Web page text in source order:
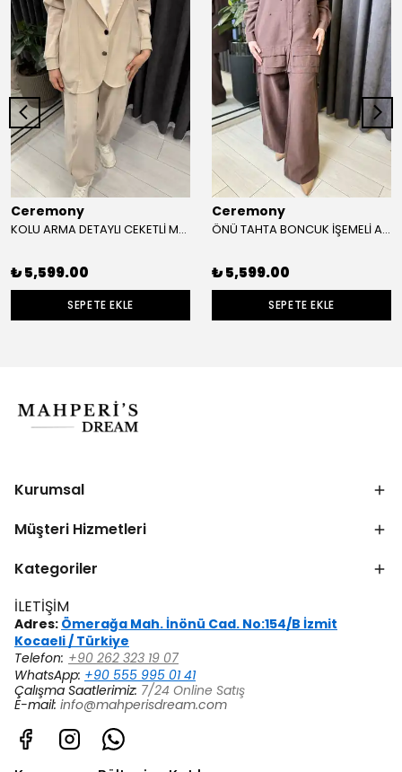
Ceremony
KOLU ARMA DETAYLI CEKETLİ MODAL TAKIM
₺ 5,599.00
SEPETE EKLE
Ceremony
ÖNÜ TAHTA BONCUK İŞEMELİ ALLER DETAYLI KETEN PANTOLONLU TAKIM
₺ 5,599.00
SEPETE EKLE
Kurumsal
Müşteri Hizmetleri
Kategoriler
İLETİŞİM
Adres: Ömerağa Mah. İnönü Cad. No:154/B İzmit
Kocaeli / Türkiye
Telefon: +90 262 323 19 07
WhatsApp: +90 555 995 01 41
Çalışma Saatlerimiz: 7/24 Online Satış
E-mail: info@mahperisdream.com